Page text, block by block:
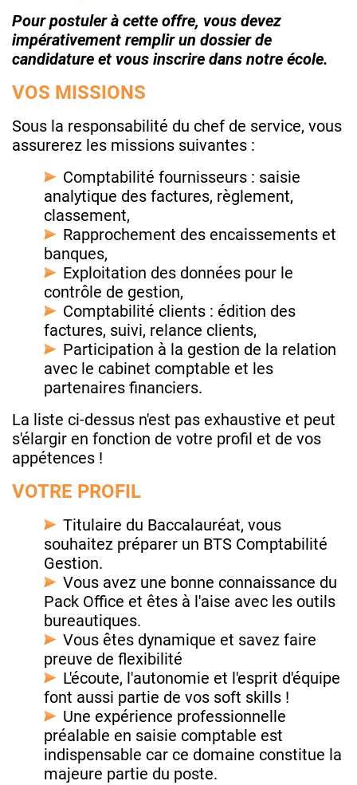
Pour postuler à cette offre, vous devez
impérativement remplir un dossier de
candidature et vous inscrire dans notre école.
VOS MISSIONS
Sous la responsabilité du chef de service, vous
assurerez les missions suivantes :
Comptabilité fournisseurs : saisie
analytique des factures, règlement,
classement,
Rapprochement des encaissements et
banques,
Exploitation des données pour le
contrôle de gestion,
Comptabilité clients : édition des
factures, suivi, relance clients,
Participation à la gestion de la relation
avec le cabinet comptable et les
partenaires financiers.
La liste ci-dessus n'est pas exhaustive et peut
s'élargir en fonction de votre profil et de vos
appétences !
VOTRE PROFIL
Titulaire du Baccalauréat, vous
souhaitez préparer un BTS Comptabilité
Gestion.
Vous avez une bonne connaissance du
Pack Office et êtes à l'aise avec les outils
bureautiques.
Vous êtes dynamique et savez faire
preuve de flexibilité
L'écoute, l'autonomie et l'esprit d'équipe
font aussi partie de vos soft skills !
Une expérience professionnelle
préalable en saisie comptable est
indispensable car ce domaine constitue la
majeure partie du poste.